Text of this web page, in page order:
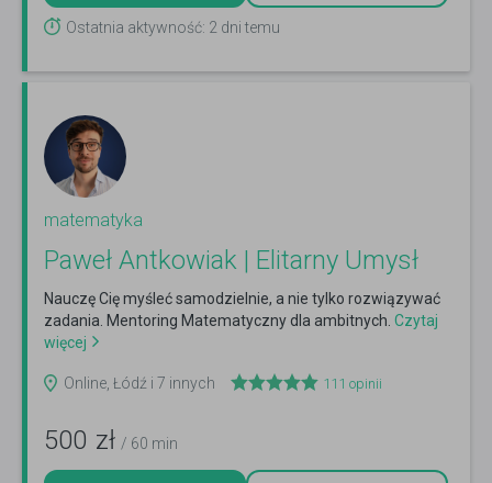
Ostatnia aktywność: 2 dni temu
matematyka
Paweł Antkowiak | Elitarny Umysł
Nauczę Cię myśleć samodzielnie, a nie tylko rozwiązywać
zadania. Mentoring Matematyczny dla ambitnych. Czytaj
więcej
Online, Łódź i 7 innych 111 opinii
500 zł / 60 min